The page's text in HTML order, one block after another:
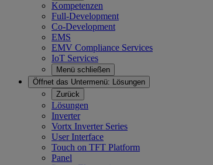
Kompetenzen
Full-Development
Co-Development
EMS
EMV Compliance Services
IoT Services
Menü schließen
Öffnet das Untermenü: Lösungen
Zurück
Lösungen
Inverter
Vortx Inverter Series
User Interface
Touch on TFT Platform
Panel